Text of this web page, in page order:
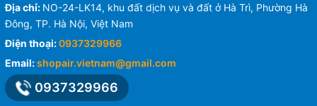
Địa chỉ: NO-24-LK14, khu đất dịch vụ và đất ở Hà Trì, Phường Hà
Đông, TP. Hà Nội, Việt Nam
Điện thoại:0937329966
Email:shopair.vietnam@gmail.com
0937329966